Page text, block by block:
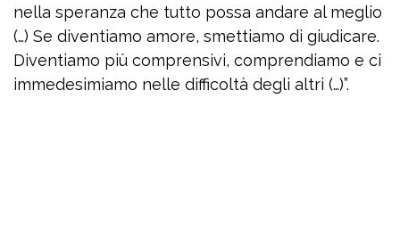
nella speranza che tutto possa andare al meglio
(…) Se diventiamo amore, smettiamo di giudicare.
Diventiamo più comprensivi, comprendiamo e ci
immedesimiamo nelle difficoltà degli altri (…)”.